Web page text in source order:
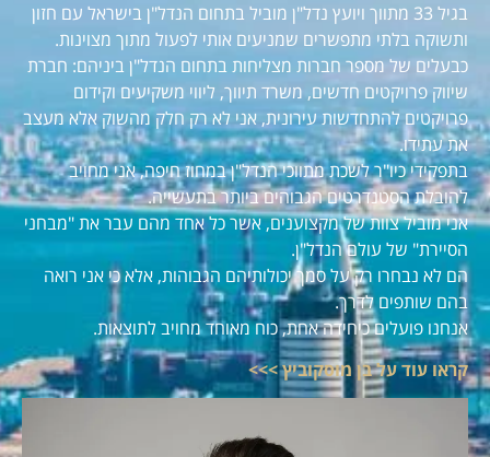
בגיל 33 מתווך ויועץ נדל"ן מוביל בתחום הנדל"ן בישראל עם חזון
ותשוקה בלתי מתפשרים שמניעים אותי לפעול מתוך מצוינות.
כבעלים של מספר חברות מצליחות בתחום הנדל"ן ביניהם: חברת
שיווק פרויקטים חדשים, משרד תיווך, ליווי משקיעים וקידום
פרויקטים להתחדשות עירונית, אני לא רק חלק מהשוק אלא מעצב
את עתידו.
בתפקידי כיו"ר לשכת מתווכי הנדל"ן במחוז חיפה, אני מחויב
להובלת הסטנדרטים הגבוהים ביותר בתעשייה.
אני מוביל צוות של מקצוענים, אשר כל אחד מהם עבר את "מבחני
הסיירת" של עולם הנדל"ן.
הם לא נבחרו רק על סמך יכולותיהם הגבוהות, אלא כי אני רואה
בהם שותפים לדרך.
אנחנו פועלים כיחידה אחת, כוח מאוחד מחויב לתוצאות.
קראו עוד על בן מוסקוביץ >>>